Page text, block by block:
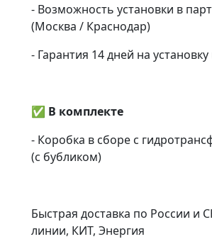
- Возможность установки в
(Москва / Краснодар)
- Гарантия 14 дней на
✅ В комплекте
- Коробка в сборе с
(с бубликом)
Быстрая доставка по России и
линии, КИТ, Энергия